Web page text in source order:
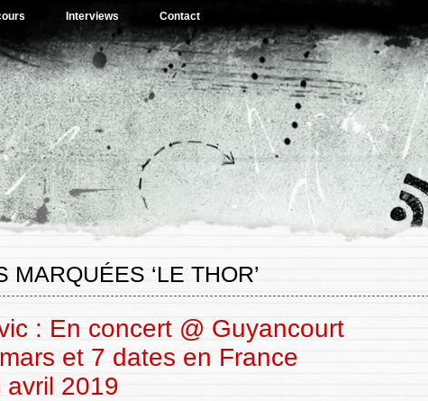
Interviews Contact
MARQUÉES ‘LE THOR’
: En concert @ Guyancourt
et 7 dates en France
avril 2019